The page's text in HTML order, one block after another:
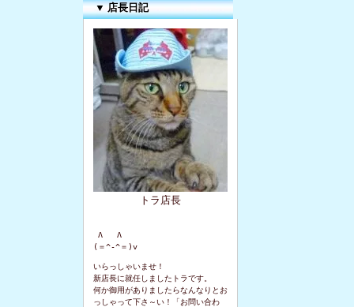
▼ 店長日記
トラ店長
Λ   Λ
(＝^-^＝)v
いらっしゃいませ！
新店長に就任しましたトラです。
何か御用がありましたらなんなりとお
っしゃって下さ～い！「お問い合わ